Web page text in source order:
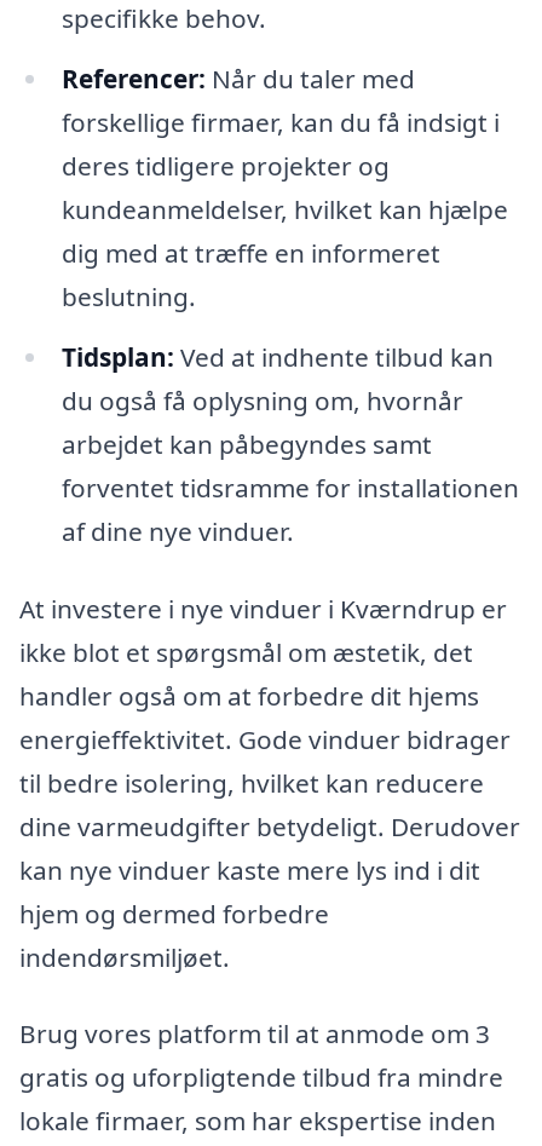
specifikke behov.
Referencer: Når du taler med
forskellige firmaer, kan du få indsigt i
deres tidligere projekter og
kundeanmeldelser, hvilket kan hjælpe
dig med at træffe en informeret
beslutning.
Tidsplan: Ved at indhente tilbud kan
du også få oplysning om, hvornår
arbejdet kan påbegyndes samt
forventet tidsramme for installationen
af dine nye vinduer.
At investere i nye vinduer i Kværndrup er
ikke blot et spørgsmål om æstetik, det
handler også om at forbedre dit hjems
energieffektivitet. Gode vinduer bidrager
til bedre isolering, hvilket kan reducere
dine varmeudgifter betydeligt. Derudover
kan nye vinduer kaste mere lys ind i dit
hjem og dermed forbedre
indendørsmiljøet.
Brug vores platform til at anmode om 3
gratis og uforpligtende tilbud fra mindre
lokale firmaer, som har ekspertise inden